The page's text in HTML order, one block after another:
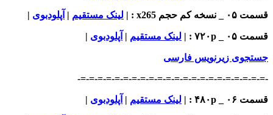
قسمت ۰۵ _ نسخه کم حجم x265 : | لینک مستقیم | آپلودبوی |
قسمت ۰۵ _ ۷۲۰p : | لینک مستقیم | آپلودبوی |
جستجوی زیرنویس فارسی
-=-=-=-=-=-=-=-=-=-=-=-=-=-=-=-=-=-=-=-=-=-=-
قسمت ۰۶ _ ۴۸۰p : | لینک مستقیم | آپلودبوی |